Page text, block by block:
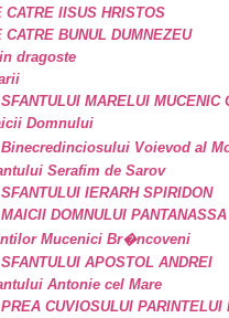
CATRE IISUS HRISTOS
CATRE BUNUL DUMNEZEU
dragoste
MARELUI MUCENIC
Domnului
Binecredinciosului Voievod al
Serafim de Sarov
IERARH SPIRIDON
DOMNULUI PANTANASSA
Mucenici Br�ncoveni
APOSTOL ANDREI
Antonie cel Mare
CUVIOSULUI